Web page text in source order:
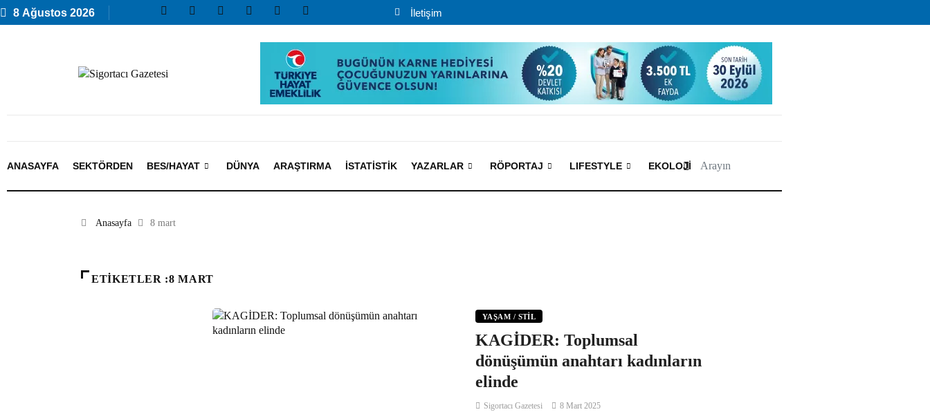
8 Ağustos 2026 İletişim
ANASAYFA SEKTÖRDEN BES/HAYAT DÜNYA ARAŞTIRMA İSTATISTIK YAZARLAR RÖPORTAJ LIFESTYLE EKOLOJI
Anasayfa 8 mart
ETIKETLER :8 MART
YAŞAM / STIL
KAGİDER: Toplumsal
dönüşümün anahtarı kadınların
elinde
Sigortacı Gazetesi 8 Mart 2025